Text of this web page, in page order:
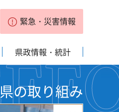
緊急・災害情報
県政情報・統計
県の取り組み